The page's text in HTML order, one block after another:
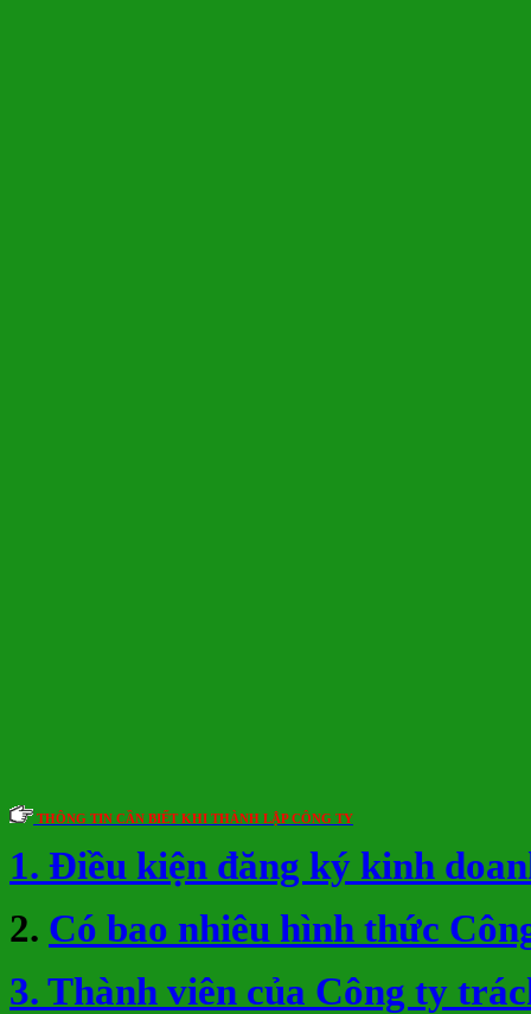
THÔNG TIN CẦN BIẾT KHI THÀNH LẬP CÔNG TY
1. Điều kiện đăng ký kinh
2. Có bao nhiêu hình thức
3. Thành viên của Công ty